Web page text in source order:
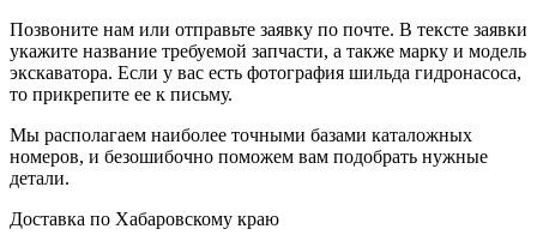
Позвоните нам или отправьте заявку по почте. В тексте заявки
укажите название требуемой запчасти, а также марку и модель
экскаватора. Если у вас есть фотография шильда гидронасоса,
то прикрепите ее к письму.
Мы располагаем наиболее точными базами каталожных
номеров, и безошибочно поможем вам подобрать нужные
детали.
Доставка по Хабаровскому краю